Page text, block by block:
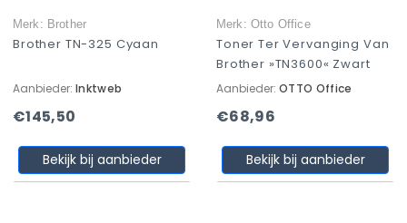
Merk: Brother
Brother TN-325 Cyaan
Aanbieder: Inktweb
€145,50
Bekijk bij aanbieder
Merk: Otto Office
Toner Ter Vervanging Van
Brother »TN3600« Zwart
Aanbieder: OTTO Office
€68,96
Bekijk bij aanbieder